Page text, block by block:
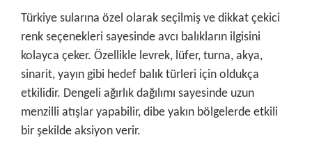
Türkiye sularına özel olarak seçilmiş ve dikkat çekici
renk seçenekleri sayesinde avcı balıkların ilgisini
kolayca çeker. Özellikle levrek, lüfer, turna, akya,
sinarit, yayın gibi hedef balık türleri için oldukça
etkilidir. Dengeli ağırlık dağılımı sayesinde uzun
menzilli atışlar yapabilir, dibe yakın bölgelerde etkili
bir şekilde aksiyon verir.